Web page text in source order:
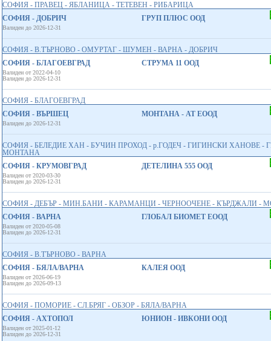
СОФИЯ - ПРАВЕЦ - ЯБЛАНИЦА - ТЕТЕВЕН - РИБАРИЦА
СОФИЯ - ДОБРИЧ
Валиден до 2026-12-31
ГРУП ПЛЮС ООД
СОФИЯ - В.ТЪРНОВО - ОМУРТАГ - ШУМЕН - ВАРНА - ДОБРИЧ
СОФИЯ - БЛАГОЕВГРАД
Валиден от 2022-04-10
Валиден до 2026-12-31
СТРУМА 11 ООД
СОФИЯ - БЛАГОЕВГРАД
СОФИЯ - ВЪРШЕЦ
Валиден до 2026-12-31
МОНТАНА - АТ ЕООД
СОФИЯ - БЕЛЕДИЕ ХАН - БУЧИН ПРОХОД - р.ГОДЕЧ - ГИГИНСКИ ХАНОВЕ
МОНТАНА
СОФИЯ - КРУМОВГРАД
Валиден от 2020-03-30
Валиден до 2026-12-31
ДЕТЕЛИНА 555 ООД
СОФИЯ - ДЕБЪР - МИН.БАНИ - КАРАМАНЦИ - ЧЕРНООЧЕНЕ - КЪРДЖАЛИ -
СОФИЯ - ВАРНА
Валиден от 2020-05-08
Валиден до 2026-12-31
ГЛОБАЛ БИОМЕТ EООД
СОФИЯ - В.ТЪРНОВО - ВАРНА
СОФИЯ - БЯЛА/ВАРНА
Валиден от 2026-06-19
Валиден до 2026-09-13
КАЛЕЯ ООД
СОФИЯ - ПОМОРИЕ - СЛ.БРЯГ - ОБЗОР - БЯЛА/ВАРНА
СОФИЯ - АХТОПОЛ
Валиден от 2025-01-12
Валиден до 2026-12-31
ЮНИОН - ИВКОНИ ООД